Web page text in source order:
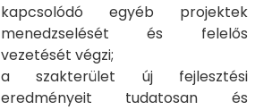
kapcsolódó egyéb projektek
menedzselését és felelős
vezetését végzi;
a szakterület új fejlesztési
eredményeit tudatosan és